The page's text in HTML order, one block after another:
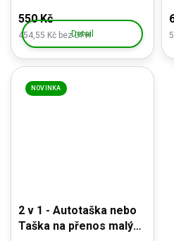
454,55 Kč bez DPH
550 Kč
Detail
NOVINKA
2 v 1 - Autotaška nebo
Taška na přenos malých